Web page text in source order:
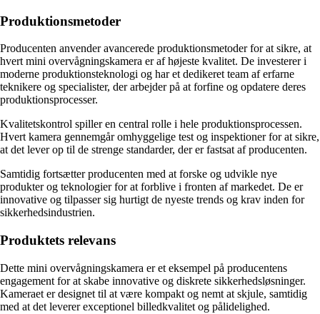
Produktionsmetoder
Producenten anvender avancerede produktionsmetoder for at sikre, at
hvert mini overvågningskamera er af højeste kvalitet. De investerer i
moderne produktionsteknologi og har et dedikeret team af erfarne
teknikere og specialister, der arbejder på at forfine og opdatere deres
produktionsprocesser.
Kvalitetskontrol spiller en central rolle i hele produktionsprocessen.
Hvert kamera gennemgår omhyggelige test og inspektioner for at sikre,
at det lever op til de strenge standarder, der er fastsat af producenten.
Samtidig fortsætter producenten med at forske og udvikle nye
produkter og teknologier for at forblive i fronten af markedet. De er
innovative og tilpasser sig hurtigt de nyeste trends og krav inden for
sikkerhedsindustrien.
Produktets relevans
Dette mini overvågningskamera er et eksempel på producentens
engagement for at skabe innovative og diskrete sikkerhedsløsninger.
Kameraet er designet til at være kompakt og nemt at skjule, samtidig
med at det leverer exceptionel billedkvalitet og pålidelighed.